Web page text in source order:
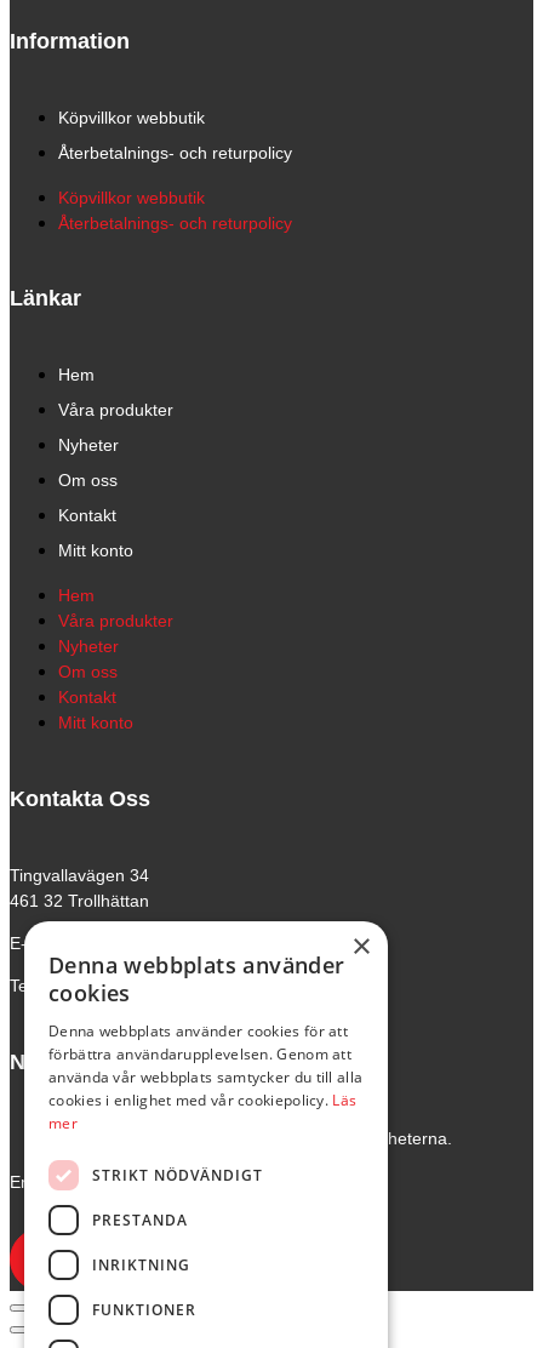
Information
Köpvillkor webbutik
Återbetalnings- och returpolicy
Köpvillkor webbutik
Återbetalnings- och returpolicy
Länkar
Hem
Våra produkter
Nyheter
Om oss
Kontakt
Mitt konto
Hem
Våra produkter
Nyheter
Om oss
Kontakt
Mitt konto
Kontakta Oss
Tingvallavägen 34
461 32 Trollhättan
E-mail:
Telefon: 0520-795 00
Nyhetsbrev
Skriv upp dig för att få dem senaste nyheterna.
Email
Skicka
×
Denna webbplats använder
cookies
Denna webbplats använder cookies för att
förbättra användarupplevelsen. Genom att
använda vår webbplats samtycker du till alla
cookies i enlighet med vår cookiepolicy. Läs
mer
STRIKT NÖDVÄNDIGT
PRESTANDA
INRIKTNING
FUNKTIONER